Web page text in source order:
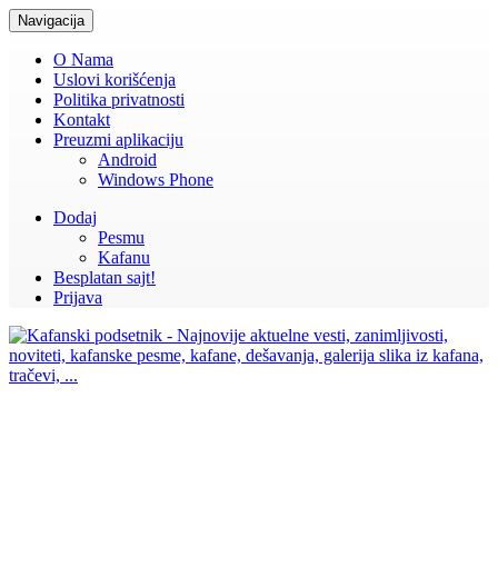
Navigacija
O Nama
Uslovi korišćenja
Politika privatnosti
Kontakt
Preuzmi aplikaciju
Android
Windows Phone
Dodaj
Pesmu
Kafanu
Besplatan sajt!
Prijava